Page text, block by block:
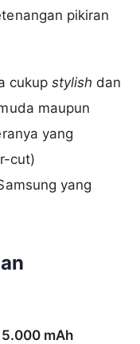
pikiran
cukup stylish dan
maupun
yang
cut)
yang
5.000 mAh